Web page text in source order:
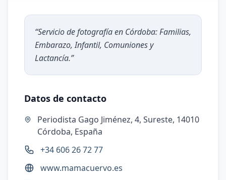
“Servicio de fotografía en Córdoba: Familias,
Embarazo, Infantil, Comuniones y
Lactancía.”
Datos de contacto
Periodista Gago Jiménez, 4, Sureste, 14010
Córdoba, España
+34 606 26 72 77
www.mamacuervo.es